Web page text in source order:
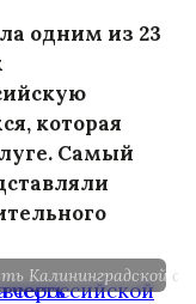
одним из 23
которая
Самый
Калининградской